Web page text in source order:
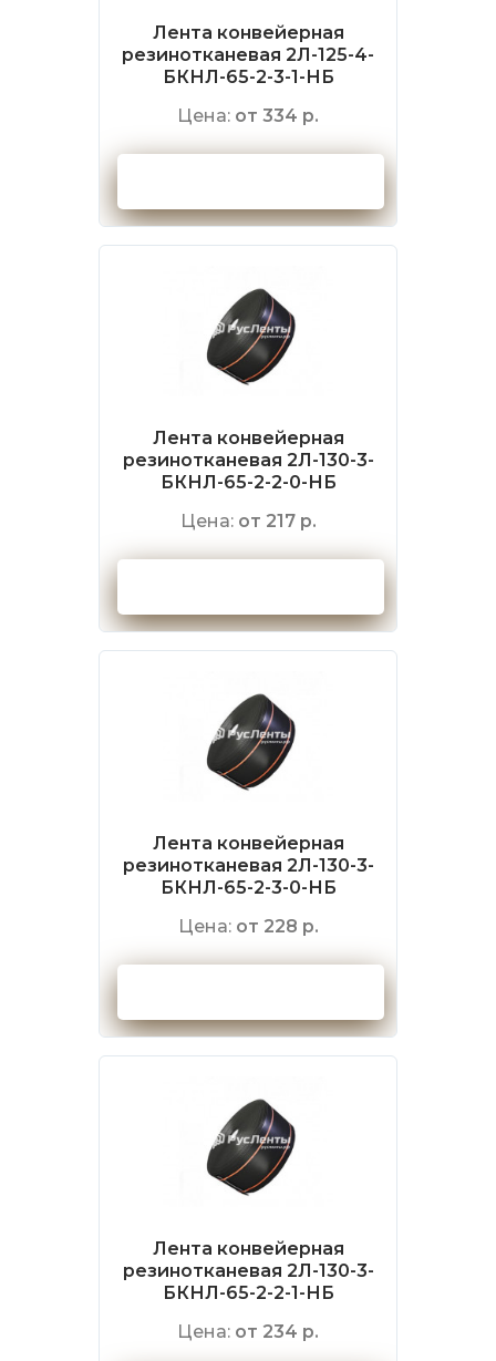
Лента конвейерная
резинотканевая 2Л-125-4-
БКНЛ-65-2-3-1-НБ
Цена: от 334 р.
Лента конвейерная
резинотканевая 2Л-130-3-
БКНЛ-65-2-2-0-НБ
Цена: от 217 р.
Лента конвейерная
резинотканевая 2Л-130-3-
БКНЛ-65-2-3-0-НБ
Цена: от 228 р.
Лента конвейерная
резинотканевая 2Л-130-3-
БКНЛ-65-2-2-1-НБ
Цена: от 234 р.